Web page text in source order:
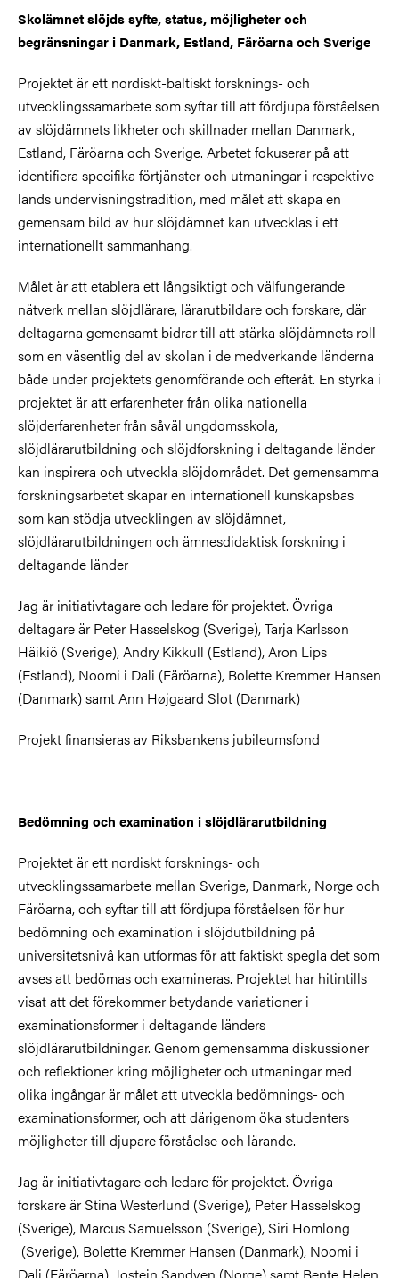
Skolämnet slöjds syfte, status, möjligheter och
begränsningar i Danmark, Estland, Färöarna och Sverige
Projektet är ett nordiskt-baltiskt forsknings- och
utvecklingssamarbete som syftar till att fördjupa förståelsen
av slöjdämnets likheter och skillnader mellan Danmark,
Estland, Färöarna och Sverige. Arbetet fokuserar på att
identifiera specifika förtjänster och utmaningar i respektive
lands undervisningstradition, med målet att skapa en
gemensam bild av hur slöjdämnet kan utvecklas i ett
internationellt sammanhang.
Målet är att etablera ett långsiktigt och välfungerande
nätverk mellan slöjdlärare, lärarutbildare och forskare, där
deltagarna gemensamt bidrar till att stärka slöjdämnets roll
som en väsentlig del av skolan i de medverkande länderna
både under projektets genomförande och efteråt. En styrka i
projektet är att erfarenheter från olika nationella
slöjderfarenheter från såväl ungdomsskola,
slöjdlärarutbildning och slöjdforskning i deltagande länder
kan inspirera och utveckla slöjdområdet. Det gemensamma
forskningsarbetet skapar en internationell kunskapsbas
som kan stödja utvecklingen av slöjdämnet,
slöjdlärarutbildningen och ämnesdidaktisk forskning i
deltagande länder
Jag är initiativtagare och ledare för projektet. Övriga
deltagare är Peter Hasselskog (Sverige), Tarja Karlsson
Häikiö (Sverige), Andry Kikkull (Estland), Aron Lips
(Estland), Noomi i Dali (Färöarna), Bolette Kremmer Hansen
(Danmark) samt Ann Højgaard Slot (Danmark)
Projekt finansieras av Riksbankens jubileumsfond
Bedömning och examination i slöjdlärarutbildning
Projektet är ett nordiskt forsknings- och
utvecklingssamarbete mellan Sverige, Danmark, Norge och
Färöarna, och syftar till att fördjupa förståelsen för hur
bedömning och examination i slöjdutbildning på
universitetsnivå kan utformas för att faktiskt spegla det som
avses att bedömas och examineras. Projektet har hitintills
visat att det förekommer betydande variationer i
examinationsformer i deltagande länders
slöjdlärarutbildningar. Genom gemensamma diskussioner
och reflektioner kring möjligheter och utmaningar med
olika ingångar är målet att utveckla bedömnings- och
examinationsformer, och att därigenom öka studenters
möjligheter till djupare förståelse och lärande.
Jag är initiativtagare och ledare för projektet. Övriga
forskare är Stina Westerlund (Sverige), Peter Hasselskog
(Sverige), Marcus Samuelsson (Sverige), Siri Homlong
(Sverige), Bolette Kremmer Hansen (Danmark), Noomi i